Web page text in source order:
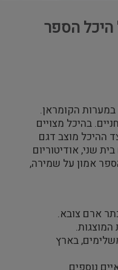
היכל הספר
הקומראן.
בהיכל מצויים
ההיכל מוצב דגם
אמון על שמירה,